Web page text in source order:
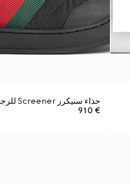
حذاء سنيكرز Screener للرجال
€ 910